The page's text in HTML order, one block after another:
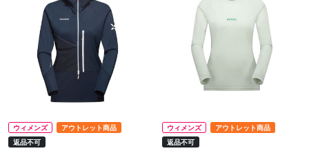
ウィメンズ
アウトレット商品
返品不可
ウィメンズ
アウトレット商品
返品不可